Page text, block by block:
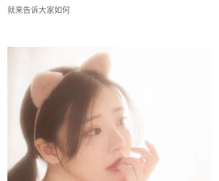
就来告诉大家如何